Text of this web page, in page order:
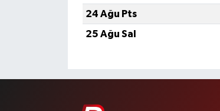
24 Ağu Pts
25 Ağu Sal